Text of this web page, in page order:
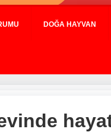
DOĞA HAYVAN